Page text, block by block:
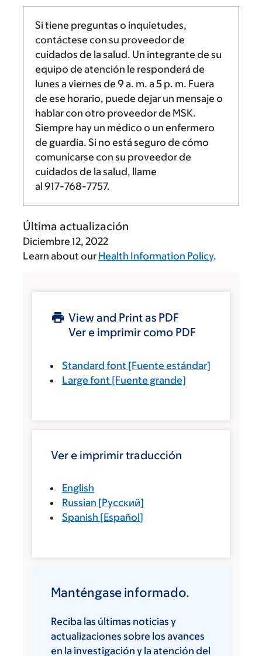
Si tiene preguntas o inquietudes,
contáctese con su proveedor de
cuidados de la salud. Un integrante de su
equipo de atención le responderá de
lunes a viernes de 9 a. m. a5 p. m. Fuera
de ese horario, puede dejar un mensaje o
hablar con otro proveedor de MSK.
Siempre hay un médico o un enfermero
de guardia. Si no está seguro de cómo
comunicarse con su proveedor de
cuidados de la salud, llame
al 917-768-7757.
Última actualización
Diciembre 12, 2022
Learn about our Health Information Policy.
View and Print as PDF
Ver e imprimir como PDF
Standard font [Fuente estándar]
Large font [Fuente grande]
Ver e imprimir traducción
English
Russian [Русский]
Spanish [Español]
Manténgase informado.
Reciba las últimas noticias y
actualizaciones sobre los avances
en la investigación y la atención del